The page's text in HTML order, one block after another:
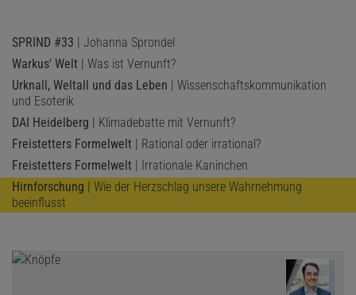
SPRIND #33 | Johanna Sprondel
Warkus' Welt | Was ist Vernunft?
Urknall, Weltall und das Leben | Wissenschaftskommunikation
und Esoterik
DAI Heidelberg | Klimadebatte mit Vernunft?
Freistetters Formelwelt | Rational oder irrational?
Freistetters Formelwelt | Irrationale Kaninchen
Hirnforschung | Wie der Herzschlag unsere Wahrnehmung
beeinflusst